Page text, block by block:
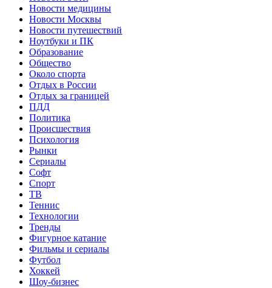
Новости медицины
Новости Москвы
Новости путешествий
Ноутбуки и ПК
Образование
Общество
Около спорта
Отдых в России
Отдых за границей
ПДД
Политика
Происшествия
Психология
Рынки
Сериалы
Софт
Спорт
ТВ
Теннис
Технологии
Тренды
Фигурное катание
Фильмы и сериалы
Футбол
Хоккей
Шоу-бизнес